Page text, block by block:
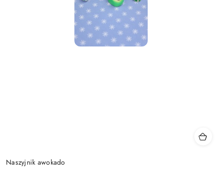
Naszyjnik awokado